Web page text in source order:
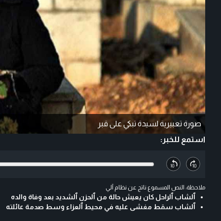
صورة تعبيرية لسيدة تبكي على قبر
استمع للخبر:
ملاحظة: النص المسموع ناتج عن نظام آلي
ٱلشاب ٱلراحل كان يعيش حالة من ٱلحزن ٱلشديد بعد وفاة والده
ٱلشاب سقط مغشى عليه في محيط ٱلعزاء وسط صدمة عائلته